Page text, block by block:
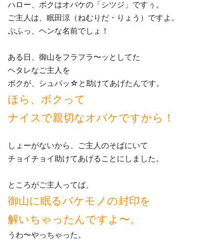
ハロー、ボクはオバケの「シツジ」ですぅ。
ご主人は、眠田涼（ねむりだ・りょう）ですよ。
ぷふっ、ヘンな名前でしょ！
ある日、御山をフラフラ〜ッとしてた
ヘタレなご主人を
ボクが、シュパッ☆と助けてあげたんです。
ほら、ボクって
ナイスで親切なオバケですから！
しょーがないから、ご主人のそばにいて
チョイチョイ助けてあげることにしました。
ところがご主人ってば、
御山に眠るバケモノの封印を
解いちゃったんですよ〜。
うわ〜やっちゃった。